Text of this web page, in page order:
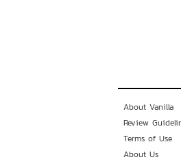
About Vanilla
Review
Terms of Use
About Us